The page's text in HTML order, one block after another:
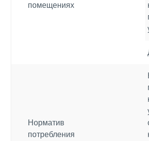
помещениях
Норматив
потребления